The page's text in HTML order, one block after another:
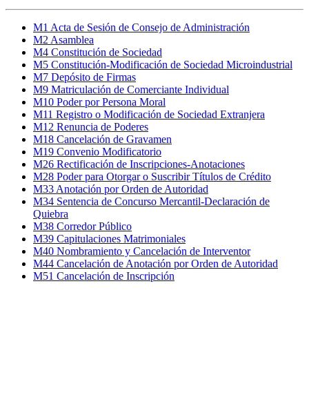
M1 Acta de Sesión de Consejo de Administración
M2 Asamblea
M4 Constitución de Sociedad
M5 Constitución-Modificación de Sociedad Microindustrial
M7 Depósito de Firmas
M9 Matriculación de Comerciante Individual
M10 Poder por Persona Moral
M11 Registro o Modificación de Sociedad Extranjera
M12 Renuncia de Poderes
M18 Cancelación de Gravamen
M19 Convenio Modificatorio
M26 Rectificación de Inscripciones-Anotaciones
M28 Poder para Otorgar o Suscribir Títulos de Crédito
M33 Anotación por Orden de Autoridad
M34 Sentencia de Concurso Mercantil-Declaración de
Quiebra
M38 Corredor Público
M39 Capitulaciones Matrimoniales
M40 Nombramiento y Cancelación de Interventor
M44 Cancelación de Anotación por Orden de Autoridad
M51 Cancelación de Inscripción